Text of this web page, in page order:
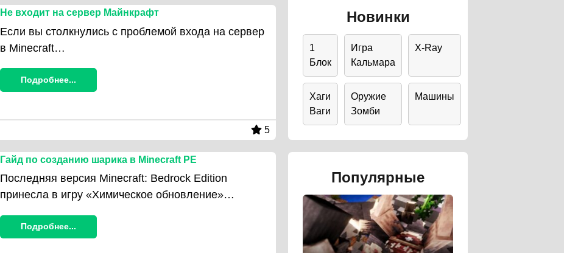
Не входит на сервер Майнкрафт
Если вы столкнулись с проблемой входа на сервер
в Minecraft…
Подробнее...
5
Гайд по созданию шарика в Minecraft PE
Последняя версия Minecraft: Bedrock Edition
принесла в игру «Химическое обновление»…
Подробнее...
Новинки
1
Блок
Игра
Кальмара
X-Ray
Хаги
Ваги
Оружие
Зомби
Машины
Популярные